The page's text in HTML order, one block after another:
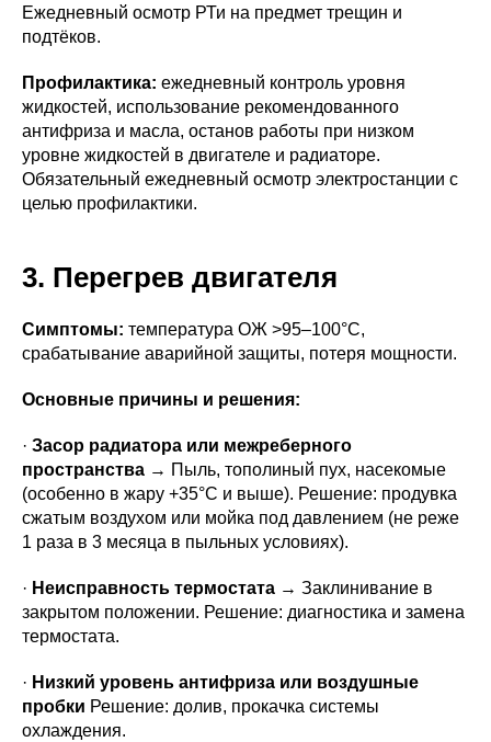
Ежедневный осмотр РТи на предмет трещин и
подтёков.
Профилактика: ежедневный контроль уровня
жидкостей, использование рекомендованного
антифриза и масла, останов работы при низком
уровне жидкостей в двигателе и радиаторе.
Обязательный ежедневный осмотр электростанции с
целью профилактики.
3. Перегрев двигателя
Симптомы: температура ОЖ >95–100°C,
срабатывание аварийной защиты, потеря мощности.
Основные причины и решения:
· Засор радиатора или межреберного
пространства → Пыль, тополиный пух, насекомые
(особенно в жару +35°C и выше). Решение: продувка
сжатым воздухом или мойка под давлением (не реже
1 раза в 3 месяца в пыльных условиях).
· Неисправность термостата → Заклинивание в
закрытом положении. Решение: диагностика и замена
термостата.
· Низкий уровень антифриза или воздушные
пробки Решение: долив, прокачка системы
охлаждения.